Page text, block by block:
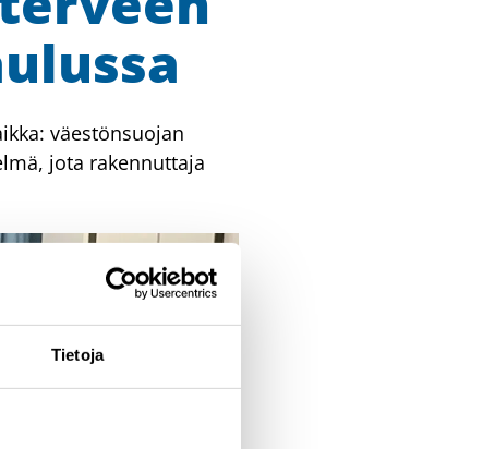
Tietoja
väestönsuojan
jota rakennuttaja